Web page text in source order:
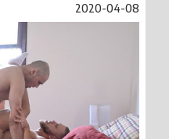
2020-04-08